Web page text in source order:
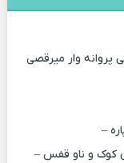
وار میرقصی
–
ﻛﻮک و ﻧﺎو ﻗﻔﺲ –